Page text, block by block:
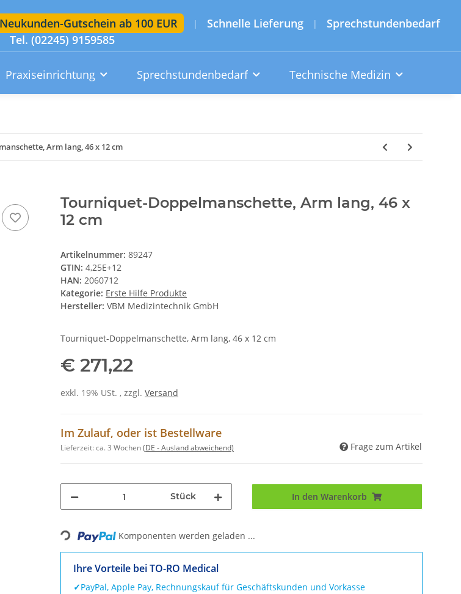
Gutschein ab 100 EUR | Schnelle Lieferung | Sprechstundenbedarf
Tel. (02245) 9159585
Praxiseinrichtung Sprechstundenbedarf Technische Medizin
Wunschzettel Warenkorb
Arm lang, 46 x 12 cm
Tourniquet-Doppelmanschette, Arm lang, 46 x
12 cm
Artikelnummer: 89247
GTIN: 4,25E+12
HAN: 2060712
Kategorie: Erste Hilfe Produkte
Hersteller: VBM Medizintechnik GmbH
Tourniquet-Doppelmanschette, Arm lang, 46 x 12 cm
€ 271,22
exkl. 19% USt. , zzgl. Versand
Im Zulauf, oder ist Bestellware
Lieferzeit:ca. 3 Wochen(DE - Ausland abweichend) Frage zum Artikel
Stück In den Warenkorb
Loading... Komponenten werden geladen ...
Ihre Vorteile bei TO-RO Medical
✓PayPal, Apple Pay, Rechnungskauf für Geschäftskunden und Vorkasse